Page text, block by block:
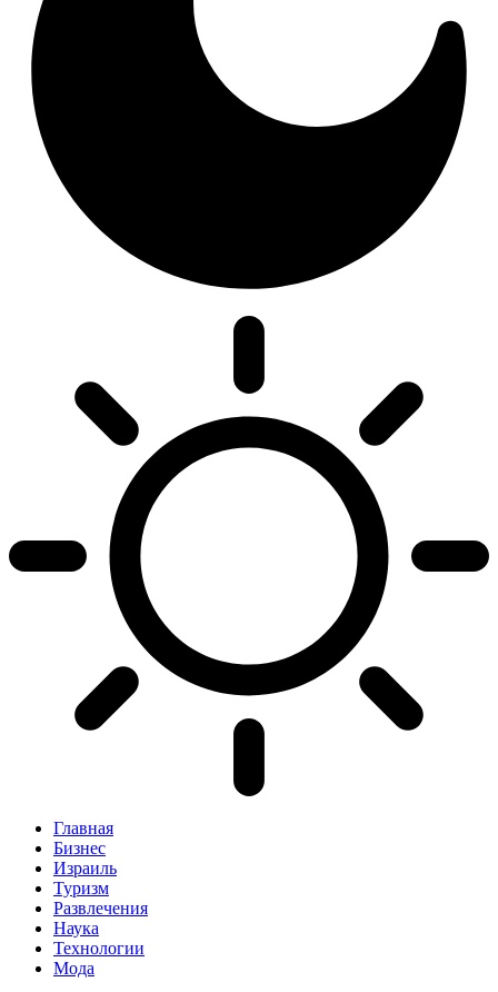
Главная
Бизнес
Израиль
Туризм
Развлечения
Наука
Технологии
Мода